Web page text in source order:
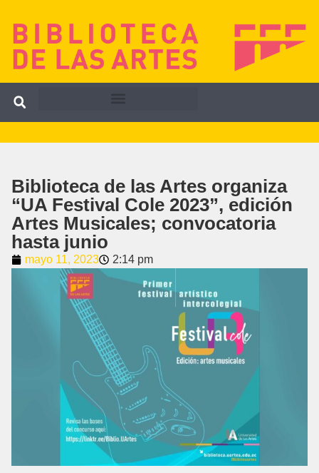
Biblioteca de las Artes organiza
“UA Festival Cole 2023”, edición
Artes Musicales; convocatoria
hasta junio
mayo 11, 2023 2:14 pm